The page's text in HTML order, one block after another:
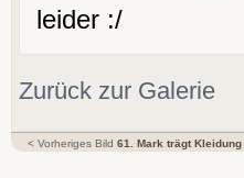
leider :/
Zurück zur Galerie
< Vorheriges Bild 61. Mark trägt Kleidung